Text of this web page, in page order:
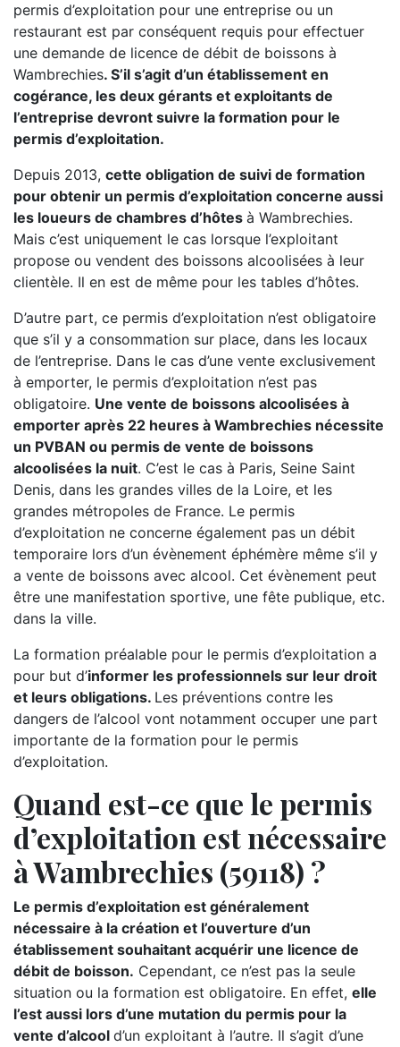
permis d’exploitation pour une entreprise ou un
restaurant est par conséquent requis pour effectuer
une demande de licence de débit de boissons à
Wambrechies. S’il s’agit d’un établissement en
cogérance, les deux gérants et exploitants de
l’entreprise devront suivre la formation pour le
permis d’exploitation.
Depuis 2013, cette obligation de suivi de formation
pour obtenir un permis d’exploitation concerne aussi
les loueurs de chambres d’hôtes à Wambrechies.
Mais c’est uniquement le cas lorsque l’exploitant
propose ou vendent des boissons alcoolisées à leur
clientèle. Il en est de même pour les tables d’hôtes.
D’autre part, ce permis d’exploitation n’est obligatoire
que s’il y a consommation sur place, dans les locaux
de l’entreprise. Dans le cas d’une vente exclusivement
à emporter, le permis d’exploitation n’est pas
obligatoire. Une vente de boissons alcoolisées à
emporter après 22 heures à Wambrechies nécessite
un PVBAN ou permis de vente de boissons
alcoolisées la nuit. C’est le cas à Paris, Seine Saint
Denis, dans les grandes villes de la Loire, et les
grandes métropoles de France. Le permis
d’exploitation ne concerne également pas un débit
temporaire lors d’un évènement éphémère même s’il y
a vente de boissons avec alcool. Cet évènement peut
être une manifestation sportive, une fête publique, etc.
dans la ville.
La formation préalable pour le permis d’exploitation a
pour but d’informer les professionnels sur leur droit
et leurs obligations. Les préventions contre les
dangers de l’alcool vont notamment occuper une part
importante de la formation pour le permis
d’exploitation.
Quand est-ce que le permis
d’exploitation est nécessaire
à Wambrechies (59118) ?
Le permis d’exploitation est généralement
nécessaire à la création et l’ouverture d’un
établissement souhaitant acquérir une licence de
débit de boisson. Cependant, ce n’est pas la seule
situation ou la formation est obligatoire. En effet, elle
l’est aussi lors d’une mutation du permis pour la
vente d’alcool d’un exploitant à l’autre. Il s’agit d’une